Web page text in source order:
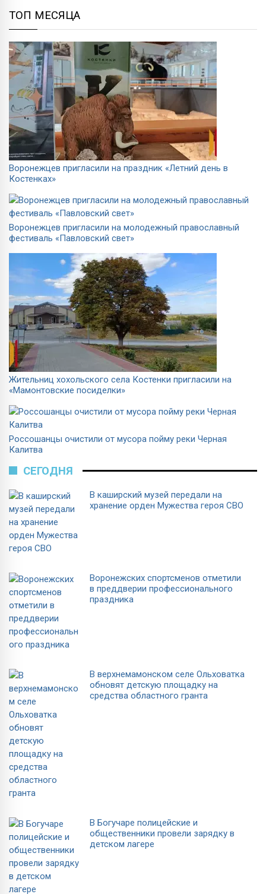
ТОП МЕСЯЦА
Воронежцев пригласили на праздник «Летний день в
Костенках»
Воронежцев пригласили на молодежный православный
фестиваль «Павловский свет»
Жительниц хохольского села Костенки пригласили на
«Мамонтовские посиделки»
Россошанцы очистили от мусора пойму реки Черная
Калитва
СЕГОДНЯ
В каширский музей передали на
хранение орден Мужества героя СВО
Воронежских спортсменов отметили
в преддверии профессионального
праздника
В верхнемамонском селе Ольховатка
обновят детскую площадку на
средства областного гранта
В Богучаре полицейские и
общественники провели зарядку в
детском лагере